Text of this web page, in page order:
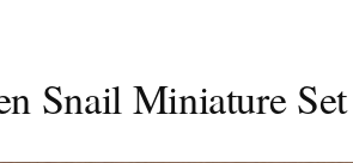
Snail Miniature Set